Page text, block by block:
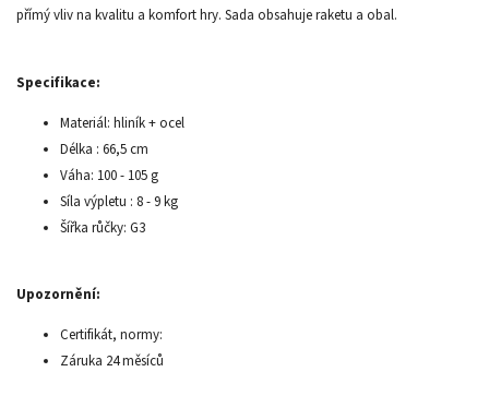
přímý vliv na kvalitu a komfort hry. Sada obsahuje raketu a obal.
Specifikace:
Materiál: hliník + ocel
Délka : 66,5 cm
Váha: 100 - 105 g
Síla výpletu : 8 - 9 kg
Šířka růčky: G3
Upozornění:
Certifikát, normy:
Záruka 24 měsíců